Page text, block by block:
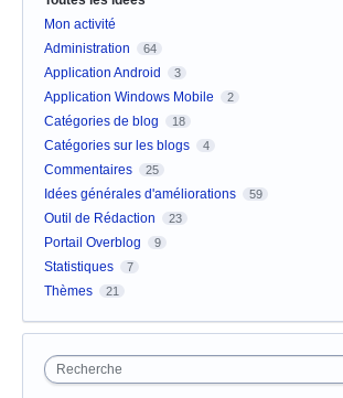
Mon activité
Administration
64
Application Android 3
Application Windows Mobile 2
Catégories de blog 18
Catégories sur les blogs 4
Commentaires 25
Idées générales d'améliorations 59
Outil de Rédaction 23
Portail Overblog 9
Statistiques 7
Thèmes 21
Recherche